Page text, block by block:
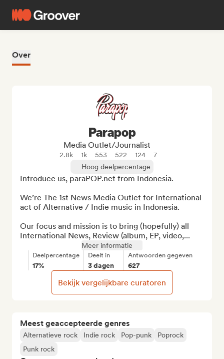
Over
Meest geaccepteerde genres
Alternatieve rock Indie rock Pop-punk
Poprock
Punk rock
Parapop
Media Outlet/Journalist
2.8k 1k 553 522 124
7
Hoog deelpercentage
Introduce us, paraPOP.net from Indonesia.
We’re The 1st News Media Outlet for International
act of Alternative / Indie music in Indonesia.
Our focus and mission is to bring (hopefully) all
International News, Review (album, EP, video,...
Meer informatie
Deelpercentage
17%
Deelt in
3 dagen
Antwoorden gegeven
627
Bekijk vergelijkbare curatoren